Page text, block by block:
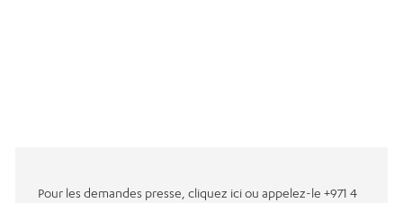
Pour les demandes presse, cliquez ici ou appelez-le +971 4